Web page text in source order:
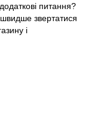
питання?
звертатися
і